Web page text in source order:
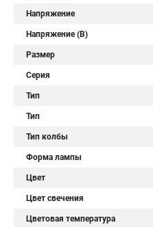
Напряжение
Напряжение (В)
Размер
Серия
Тип
Тип
Тип колбы
Форма лампы
Цвет
Цвет свечения
Цветовая температура